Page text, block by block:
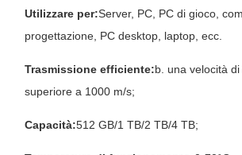
Utilizzare per:Server, PC, PC di gioco,
progettazione, PC desktop, laptop, ecc.
Trasmissione efficiente:b. una velocità
superiore a 1000 m/s;
Capacità:512 GB/1 TB/2 TB/4 TB;